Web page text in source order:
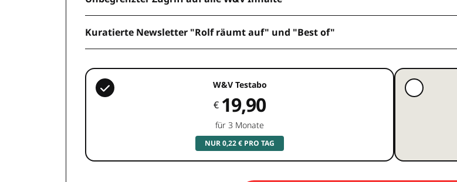
Kuratierte Newsletter "Rolf räumt auf" und "Best of"
W&V Testabo
€ 19,90
für 3 Monate
NUR 0,22 € PRO TAG